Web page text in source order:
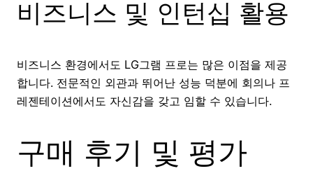
비즈니스 및 인턴십 활용
비즈니스 환경에서도 LG그램 프로는 많은 이점을 제공
합니다. 전문적인 외관과 뛰어난 성능 덕분에 회의나 프
레젠테이션에서도 자신감을 갖고 임할 수 있습니다.
구매 후기 및 평가